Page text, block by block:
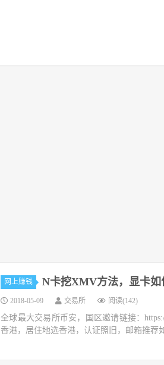
网上赚钱 N卡挖XMV方法，显卡
2018-05-09 交易所 阅读(142)
全球最大交易所币安，国区邀请链接：
香港，居住地选香港，认证照旧，邮箱推荐